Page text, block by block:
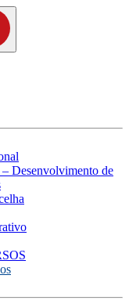
Desenvolvimento de